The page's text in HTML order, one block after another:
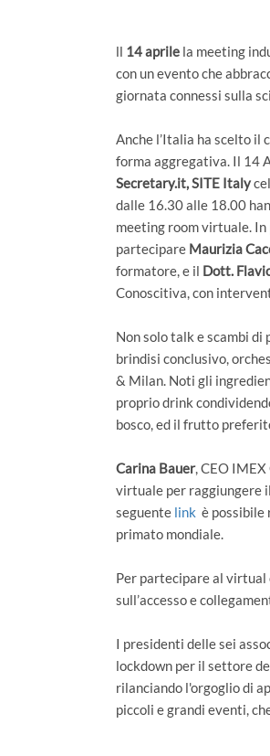
ll 14 aprile la meeting
con un evento che
giornata connessi sulla
Anche l’Italia ha scelto il
forma aggregativa. Il 14
Secretary.it, SITE Italy
dalle 16.30 alle 18.00
meeting room virtuale.
partecipare Maurizia
formatore, e il Dott.
Conoscitiva, con
Non solo talk e scambi
brindisi conclusivo,
& Milan. Noti gli
proprio drink
bosco, ed il frutto
Carina Bauer, CEO
virtuale per raggiungere
seguente link è possibile
primato mondiale.
Per partecipare al
sull’accesso e
I presidenti delle sei
lockdown per il settore
rilanciando l'orgoglio di
piccoli e grandi eventi,